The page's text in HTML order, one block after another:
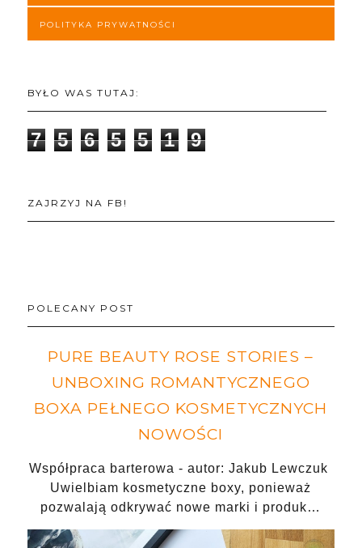
POLITYKA PRYWATNOŚCI
BYŁO WAS TUTAJ:
7 5 6 5 5 1 9
ZAJRZYJ NA FB!
POLECANY POST
PURE BEAUTY ROSE STORIES –
UNBOXING ROMANTYCZNEGO
BOXA PEŁNEGO KOSMETYCZNYCH
NOWOŚCI
Współpraca barterowa - autor: Jakub Lewczuk
Uwielbiam kosmetyczne boxy, ponieważ
pozwalają odkrywać nowe marki i produk…